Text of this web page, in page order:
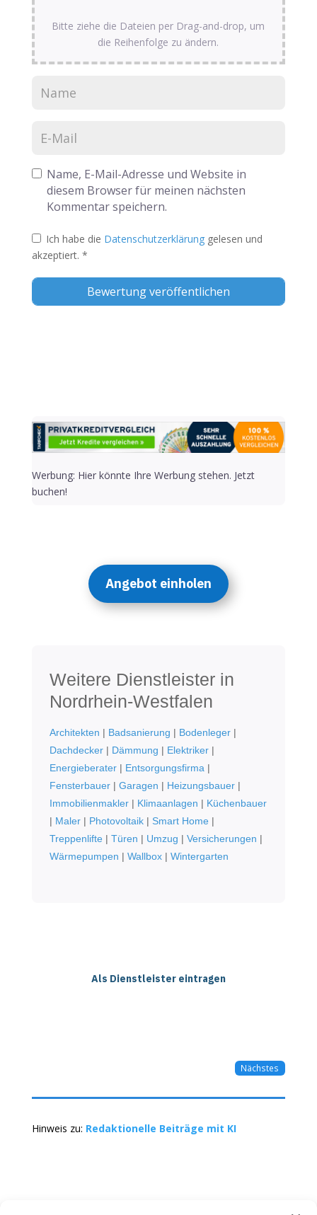
Bitte ziehe die Dateien per Drag-and-drop, um
die Reihenfolge zu ändern.
Name, E-Mail-Adresse und Website in
diesem Browser für meinen nächsten
Kommentar speichern.
Ich habe die Datenschutzerklärung gelesen und
akzeptiert. *
Werbung: Hier könnte Ihre Werbung stehen. Jetzt
buchen!
Angebot einholen
Weitere Dienstleister in
Nordrhein-Westfalen
Architekten | Badsanierung | Bodenleger|
Dachdecker| Dämmung | Elektriker|
Energieberater| Entsorgungsfirma|
Fensterbauer| Garagen | Heizungsbauer|
Immobilienmakler| Klimaanlagen | Küchenbauer
| Maler| Photovoltaik| Smart Home|
Treppenlifte| Türen | Umzug | Versicherungen |
Wärmepumpen | Wallbox| Wintergarten
Als Dienstleister eintragen
Nächstes
Hinweis zu: Redaktionelle Beiträge mit KI